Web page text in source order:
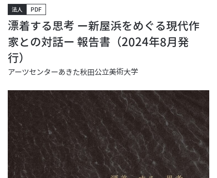
法人 PDF
漂着する思考 ー新屋浜をめぐる現代作
家との対話ー 報告書（2024年8月発
行）
アーツセンターあきた秋田公立美術大学